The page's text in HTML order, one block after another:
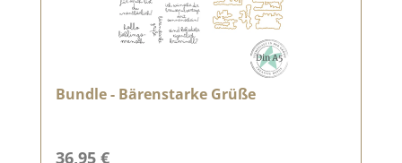
Bundle - Bärenstarke Grüße
Regulärer Preis:
36,95 €